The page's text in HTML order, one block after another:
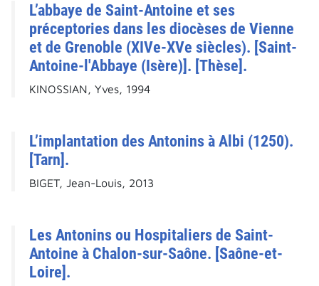
L’abbaye de Saint-Antoine et ses
préceptories dans les diocèses de Vienne
et de Grenoble (XIVe-XVe siècles). [Saint-
Antoine-l'Abbaye (Isère)]. [Thèse].
KINOSSIAN, Yves, 1994
L’implantation des Antonins à Albi (1250).
[Tarn].
BIGET, Jean-Louis, 2013
Les Antonins ou Hospitaliers de Saint-
Antoine à Chalon-sur-Saône. [Saône-et-
Loire].